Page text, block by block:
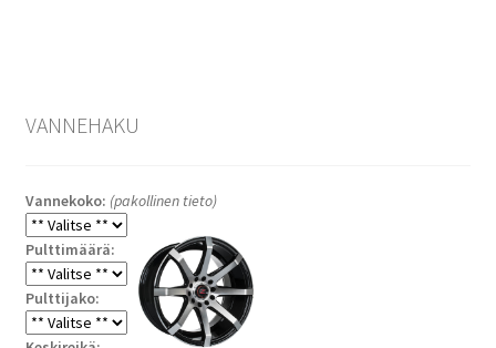
VANNEHAKU
Vannekoko: (pakollinen tieto)
Pulttimäärä:
Pulttijako: